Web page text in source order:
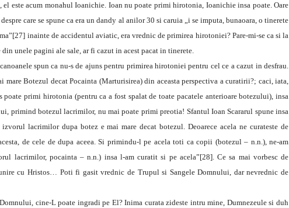
el este acum monahul Ioanichie. Ioan nu poate primi hirotonia, Ioanichie insa poate. Oare
care se spune ca era un dandy al anilor 30 si caruia „i se imputa, bunaoara, o tinerete
inainte de accidentul aviatic, era vrednic de primirea hirotoniei? Pare-mi-se ca si la
unele pagini ale sale, ar fi cazut in acest pacat in tinerete.
spun ca nu-s de ajuns pentru primirea hirotoniei pentru cel ce a cazut in desfrau.
mare Botezul decat Pocainta (Marturisirea) din aceasta perspectiva a curatirii?; caci, iata,
poate primi hirotonia (pentru ca a fost spalat de toate pacatele anterioare botezului), insa
primind botezul lacrimilor, nu mai poate primi preotia! Sfantul Ioan Scararul spune insa
lacrimilor dupa botez e mai mare decat botezul. Deoarece acela ne curateste de
de cele de dupa aceea. Si primindu-l pe acela toti ca copii (botezul – n.n.), ne-am
lacrimilor, pocainta – n.n.) insa l-am curatit si pe acela”[28]. Ce sa mai vorbesc de
cu Hristos… Poti fi gasit vrednic de Trupul si Sangele Domnului, dar nevrednic de
cine-L poate ingradi pe El? Inima curata zideste intru mine, Dumnezeule si duh